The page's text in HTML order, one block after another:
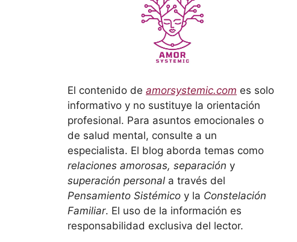
El contenido de amorsystemic.com es solo
informativo y no sustituye la orientación
profesional. Para asuntos emocionales o
de salud mental, consulte a un
especialista. El blog aborda temas como
relaciones amorosas, separación y
superación personal a través del
Pensamiento Sistémico y la Constelación
Familiar. El uso de la información es
responsabilidad exclusiva del lector.